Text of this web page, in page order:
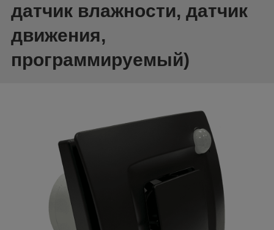
датчик влажности, датчик
движения,
программируемый)